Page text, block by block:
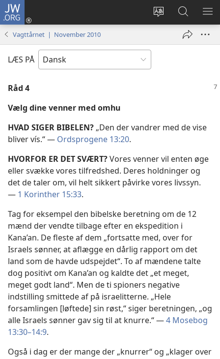
JW.ORG
Vælg
Log
på
vindue)
Søg
på
JW.ORG
VIS
Vagttårnet | November 2010
LÆS PÅ
Råd 4
Vælg dine venner med omhu
HVAD SIGER BIBELEN? „Den der vandrer med de vise
bliver vís.“ — Ordsprogene 13:20.
HVORFOR ER DET SVÆRT?Vores venner vil enten øge
eller svække vores tilfredshed. Deres holdninger og
det de taler om, vil helt sikkert påvirke vores livssyn.
— 1 Korinther 15:33.
Tag for eksempel den bibelske beretning om de 12
mænd der vendte tilbage efter en ekspedition i
Kana’an. De fleste af dem „fortsatte med, over for
Israels sønner, at aflægge en dårlig rapport om det
land som de havde udspejdet“. To af mændene talte
dog positivt om Kana’an og kaldte det „et meget,
meget godt land“. Men de ti spioners negative
indstilling smittede af på israelitterne. „Hele
forsamlingen [løftede] sin røst,“ siger beretningen, „og
alle Israels sønner gav sig til at knurre.“ —4 Mosebog
13:30–14:9.
Også i dag er der mange der „knurrer“ og „klager over